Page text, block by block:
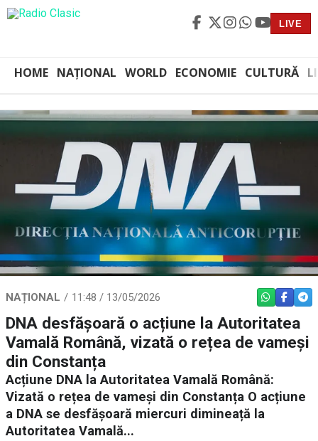
LIVE
HOME NAȚIONAL WORLD ECONOMIE CULTURĂ
NAȚIONAL 11:48 / 13/05/2026 WHATSAPP
DNA desfășoară o acțiune la Autoritatea
Vamală Română, vizată o rețea de vameși
din Constanța
Acțiune DNA la Autoritatea Vamală Română:
Vizată o rețea de vameși din Constanța O acțiune
a DNA se desfășoară miercuri dimineață la
Autoritatea Vamală...